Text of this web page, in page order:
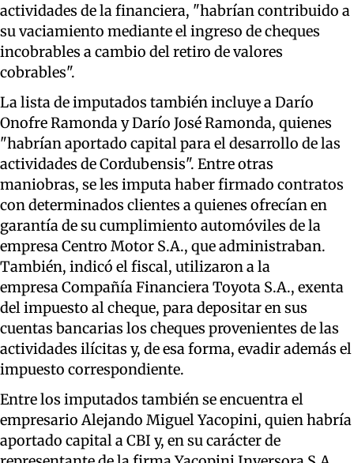
actividades de la financiera, "habrían contribuido a
su vaciamiento mediante el ingreso de cheques
incobrables a cambio del retiro de valores
cobrables".
La lista de imputados también incluye a Darío
Onofre Ramonda y Darío José Ramonda, quienes
"habrían aportado capital para el desarrollo de las
actividades de Cordubensis". Entre otras
maniobras, se les imputa haber firmado contratos
con determinados clientes a quienes ofrecían en
garantía de su cumplimiento automóviles de la
empresa Centro Motor S.A., que administraban.
También, indicó el fiscal, utilizaron a la
empresa Compañía Financiera Toyota S.A., exenta
del impuesto al cheque, para depositar en sus
cuentas bancarias los cheques provenientes de las
actividades ilícitas y, de esa forma, evadir además el
impuesto correspondiente.
Entre los imputados también se encuentra el
empresario Alejando Miguel Yacopini, quien habría
aportado capital a CBI y, en su carácter de